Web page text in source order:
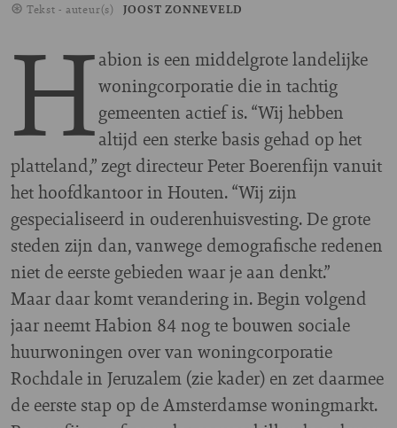
Tekst - auteur(s) JOOST ZONNEVELD
Habion is een middelgrote landelijke
woningcorporatie die in tachtig
gemeenten actief is. “Wij hebben
altijd een sterke basis gehad op het
platteland,” zegt directeur Peter Boerenfijn vanuit
het hoofdkantoor in Houten. “Wij zijn
gespecialiseerd in ouderenhuisvesting. De grote
steden zijn dan, vanwege demografische redenen
niet de eerste gebieden waar je aan denkt.”
Maar daar komt verandering in. Begin volgend
jaar neemt Habion 84 nog te bouwen sociale
huurwoningen over van woningcorporatie
Rochdale in Jeruzalem (zie kader) en zet daarmee
de eerste stap op de Amsterdamse woningmarkt.